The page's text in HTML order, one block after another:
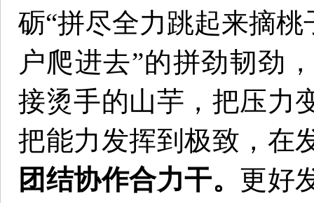
砺“拼尽全力跳起来摘
户爬进去”的拼劲韧劲
接烫手的山芋，把压力
把能力发挥到极致，在
团结协作合力干。 更好